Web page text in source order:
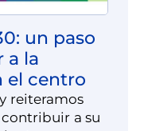
un paso
a la
el centro
reiteramos
a su